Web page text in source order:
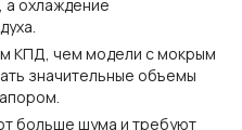
а охлаждение
КПД, чем модели с мокрым
значительные объемы
больше шума и требуют